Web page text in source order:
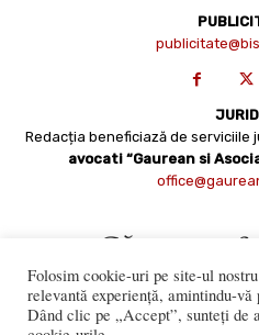
Redacția beneficiază de serviciile
avocati “Gaurean si
Folosim cookie-uri pe site-ul
relevantă experiență, amintindu-
Dând clic pe „Accept”, sunteți de